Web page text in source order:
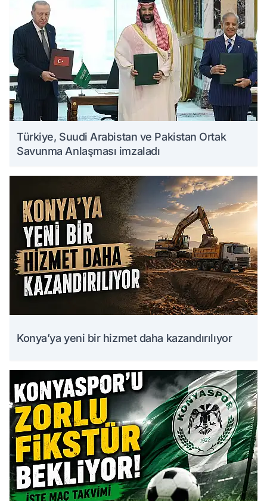
Türkiye, Suudi Arabistan ve Pakistan Ortak
Savunma Anlaşması imzaladı
Konya’ya yeni bir hizmet daha kazandırılıyor